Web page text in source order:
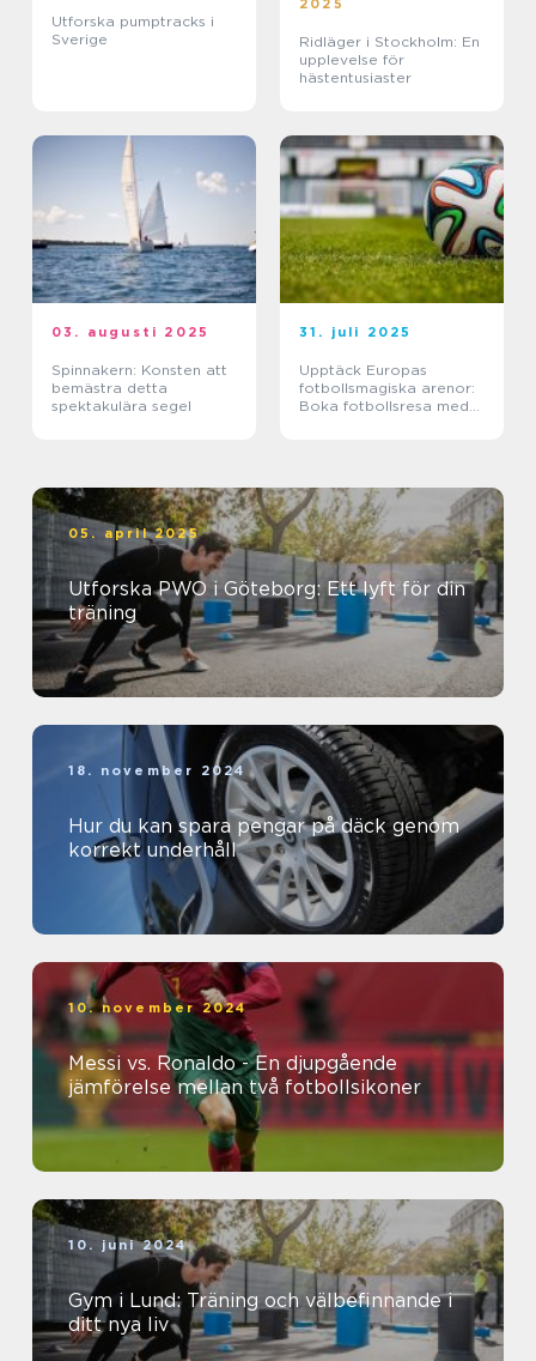
Utforska pumptracks i
Sverige
Ridläger i Stockholm: En
upplevelse för
hästentusiaster
03. augusti 2025
Spinnakern: Konsten att
bemästra detta
spektakulära segel
31. juli 2025
Upptäck Europas
fotbollsmagiska arenor:
Boka fotbollsresa med
05. april 2025
Utforska PWO i Göteborg: Ett lyft för din
träning
18. november 2024
Hur du kan spara pengar på däck genom
korrekt underhåll
10. november 2024
Messi vs. Ronaldo - En djupgående
jämförelse mellan två fotbollsikoner
10. juni 2024
Gym i Lund: Träning och välbefinnande i
ditt nya liv